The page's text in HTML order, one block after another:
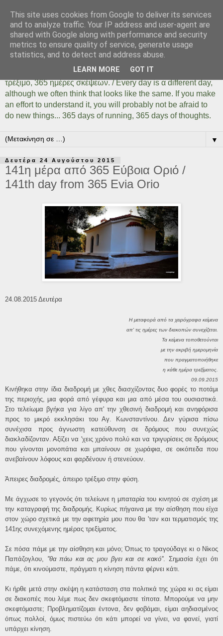
Days Of Running 365
Κάθε μέρα είναι μια διαφορετική ημέρα όσο ίδια και αν
φαίνεται. Αρκεί να το καταλάβουμε, αρκεί να δοκιμάσουμε,
αρκεί να μην φοβηθούμε να κάνουμε πράγματα... 365 ημέρες
τρέξιμο, 365 ημέρες σκέψεων. / Every day is α different day,
although we often think that looks like the same. If you make
an effort to understand it, you will probably not be afraid to
do new things... 365 days of running, 365 days of thoughts.
▼
Δευτέρα 24 Αυγούστου 2015
141η μέρα από 365 Εύβοια Οριό /
141th day from 365 Evia Orio
24.08.2015 Δευτέρα
Η μεταφορά από τα χειρόγραφα κείμενα
απ' τις ημέρες των διακοπών συνεχίζεται.
Τα κείμενα τοποθετούνται
με την ακριβή ημερομηνία
που πραγματοποιήθηκε
η κάθε ημέρα τρεξίματος.
09.09.2015
Κινήθηκα στην ίδια διαδρομή με χθες διασχίζοντας δυο φορές το ποτάμι
της περιοχής, μια φορά από γέφυρα και μια από μέσα του ουσιαστικά.
Στο τελείωμα βγήκα για λίγο απ' την χθεσινή διαδρομή και ανηφόρισα
προς το μικρό εκκλησάκι του Αγ. Κωνσταντίνου. Δεν γύρισα πίσω
συνέχισα προς άγνωστη κατεύθυνση σε δρόμους που συνεχώς
διακλαδίζονταν. Αξίζει να 'χεις χρόνο πολύ και να τριγυρίσεις σε δρόμους
που γίνονται μονοπάτια και μπαίνουν σε χωράφια, σε οικόπεδα που
ανεβαίνουν λόφους και φαρδένουν ή στενεύουν.
Άπειρες διαδρομές, άπειρο τρέξιμο στην φύση.
Mε άγχωσε το γεγονός ότι τελείωνε η μπαταρία του κινητού σε σχέση με
την καταγραφή της διαδρομής. Κυρίως πήγαινα με την αίσθηση που είχα
στον χώρο σχετικά με την αφετηρία μου που θα 'ταν και τερματισμός της
141ης συνεχόμενης ημέρας τρεξίματος.
Σε πόσα πάμε με την αίσθηση και μόνο; Όπως το τραγούδαγε κι ο Νίκος
Παπάζογλου, ''θα πάω και ας μου βγει και σε κακό''. Σημασία έχει ότι
πάμε, ότι κινούμαστε, πράγματι η κίνηση πάντα φέρνει κάτι.
Κι ήρθε μετά στην σκέψη η κατάσταση στα πολιτικά της χώρα κι ας είμαι
σε διακοπές που λέμε πως δεν σκεφτόμαστε τίποτα. Μπορούμε να μην
σκεφτόμαστε; Προβληματίζομαι έντονα, δεν φοβάμαι, είμαι αηδιασμένος
όπως πολλοί, όμως πιστεύω ότι κάτι μπορεί να γίνει, να φανεί, γιατί
υπάρχει κίνηση.
This site uses cookies from Google to deliver its services
and to analyze traffic. Your IP address and user-agent are
shared with Google along with performance and security
metrics to ensure quality of service, generate usage
statistics, and to detect and address abuse.
LEARN MORE GOT IT